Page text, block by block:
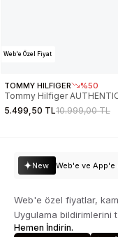
Web'e Özel Fiyat
TOMMY HILFIGER %50
Tommy Hilfiger
BOMBER Erkek Yeşil Ceket
MW0MW36592MSH
5.499,50 TL10.999,00 TL
New Web'e ve App'e
Web'e özel fiyatlar,
Uygulama bildirimlerini
Hemen İndirin.